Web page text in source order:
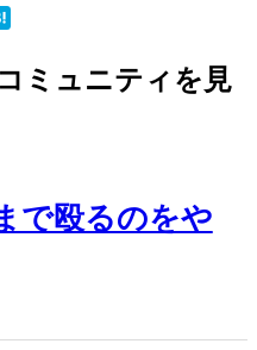
ミュニティを見
で殴るのをや